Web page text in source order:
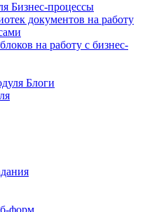
Бизнес-процессы
документов на работу
на работу с бизнес-
Блоги
форм